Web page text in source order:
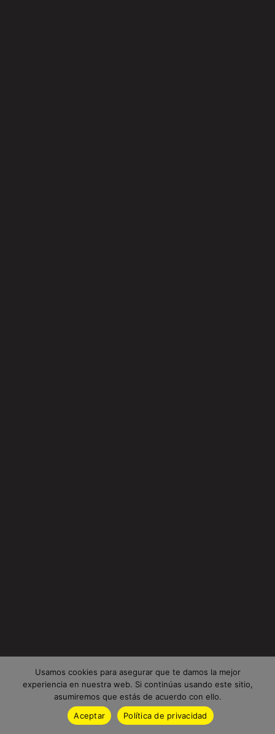
Usamos cookies para asegurar que te damos la mejor
experiencia en nuestra web. Si continúas usando este sitio,
asumiremos que estás de acuerdo con ello.
Aceptar
Política de privacidad